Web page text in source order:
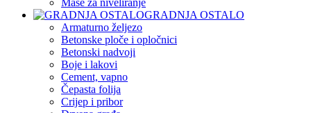
Mase za niveliranje
GRADNJA OSTALO
Armaturno željezo
Betonske ploče i opločnici
Betonski nadvoji
Boje i lakovi
Cement, vapno
Čepasta folija
Crijep i pribor